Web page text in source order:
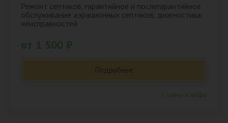
Ремонт септиков, гарантийное и послегарантийное
обслуживание аэрационных септиков, диагностика
неисправностей
Подробнее